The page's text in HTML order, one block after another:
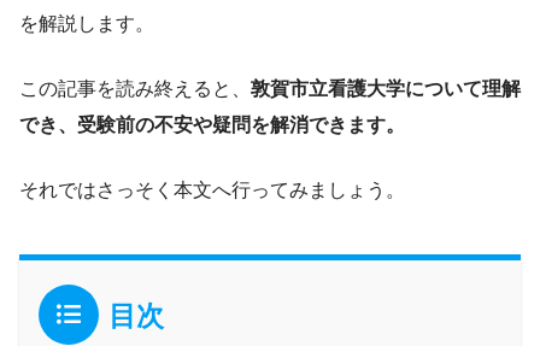
を解説します。
この記事を読み終えると、 敦賀市立看護大学について理解
でき、受験前の不安や疑問を解消できます。
それではさっそく本文へ行ってみましょう。
目次